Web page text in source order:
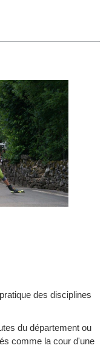
des disciplines
du département ou
comme la cour d'une